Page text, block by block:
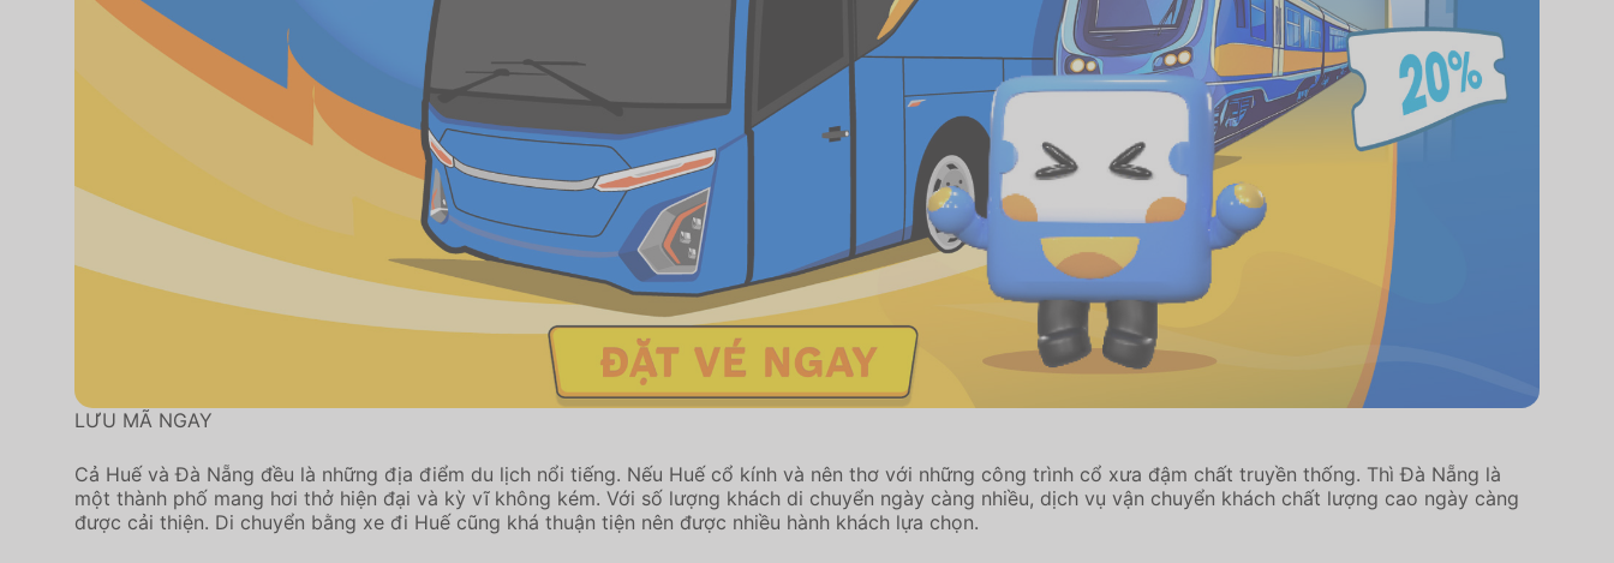
LƯU MÃ NGAY
Cả Huế và Đà Nẵng đều là những địa điểm du lịch nổi tiếng. Nếu Huế cổ kính và nên thơ với những công trình cổ xưa đậm chất truyền thống. Thì Đà Nẵng là
một thành phố mang hơi thở hiện đại và kỳ vĩ không kém. Với số lượng khách di chuyển ngày càng nhiều, dịch vụ vận chuyển khách chất lượng cao ngày càng
được cải thiện. Di chuyển bằng xe đi Huế cũng khá thuận tiện nên được nhiều hành khách lựa chọn.